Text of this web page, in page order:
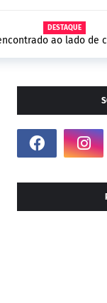
DESTAQUE
ao lado de